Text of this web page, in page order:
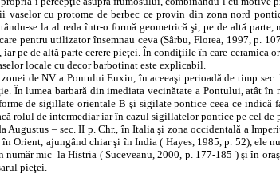
vaselor cu protome de berbec ce provin din zona nord
se la al reda într-o formă geometrică şi, pe de altă
pentru utilizator însemnau ceva (Sârbu, Florea, 1997, p.
pe de altă parte cerere pieţei. În condiţiile în care ceramica
locale cu decor barbotinat este explicabil.
zonei de NV a Pontului Euxin, în aceeaşi perioadă de timp
În lumea barbară din imediata vecinătate a Pontului, atât
de sigillate orientale B şi sigilate pontice ceea ce
rolul de intermediar iar în cazul sigillatelor pontice pe cel de
Augustus – sec. II p. Chr., în Italia şi zona occidentală a
Orient, ajungând chiar şi în India ( Hayes, 1985, p. 52), ele
număr mic la Histria ( Suceveanu, 2000, p. 177-185 ) şi în
pieţei.